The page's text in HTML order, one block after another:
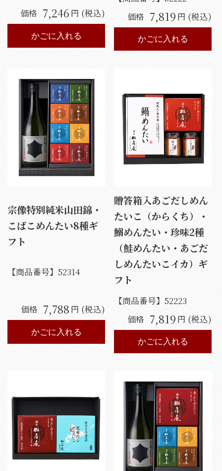
価格 7,246 円 (税込)
かごに入れる
価格 7,819 円 (税込)
かごに入れる
宗像特別純米山田錦・
こばこめんたい8種ギ
フト
【商品番号】 52314
価格 7,788 円 (税込)
かごに入れる
贈答箱入あごだしめん
たいこ（からくち）・
鰯めんたい・珍味2種
（鮭めんたい・あごだ
しめんたいこイカ）ギ
フト
【商品番号】52223
価格 7,819 円 (税込)
かごに入れる